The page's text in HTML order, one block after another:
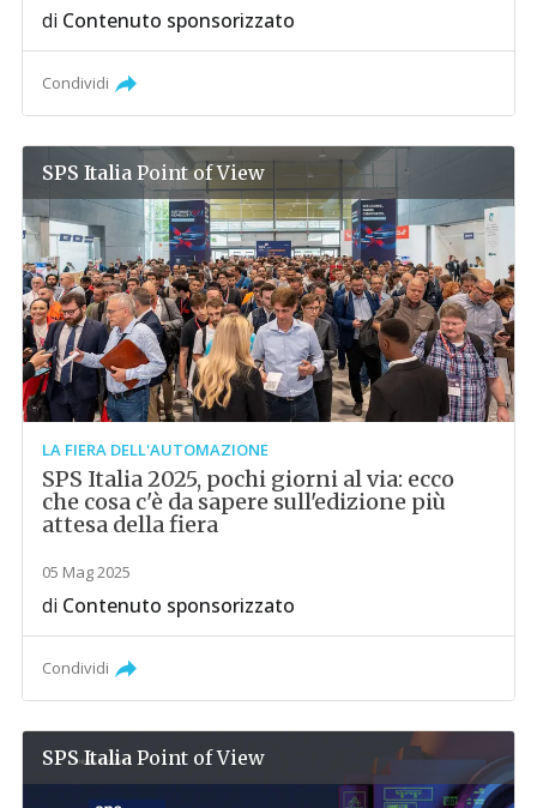
di Contenuto sponsorizzato
Condividi
SPS Italia Point of View
LA FIERA DELL'AUTOMAZIONE
SPS Italia 2025, pochi giorni al via: ecco
che cosa c'è da sapere sull'edizione più
attesa della fiera
05 Mag 2025
di Contenuto sponsorizzato
Condividi
SPS Italia Point of View